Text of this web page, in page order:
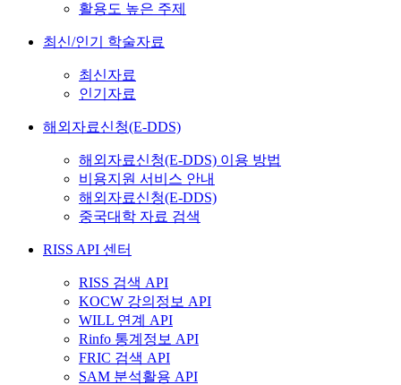
활용도 높은 주제
최신/인기 학술자료
최신자료
인기자료
해외자료신청(E-DDS)
해외자료신청(E-DDS) 이용 방법
비용지원 서비스 안내
해외자료신청(E-DDS)
중국대학 자료 검색
RISS API 센터
RISS 검색 API
KOCW 강의정보 API
WILL 연계 API
Rinfo 통계정보 API
FRIC 검색 API
SAM 분석활용 API